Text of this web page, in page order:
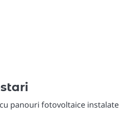
panouri fotovoltaice instalate